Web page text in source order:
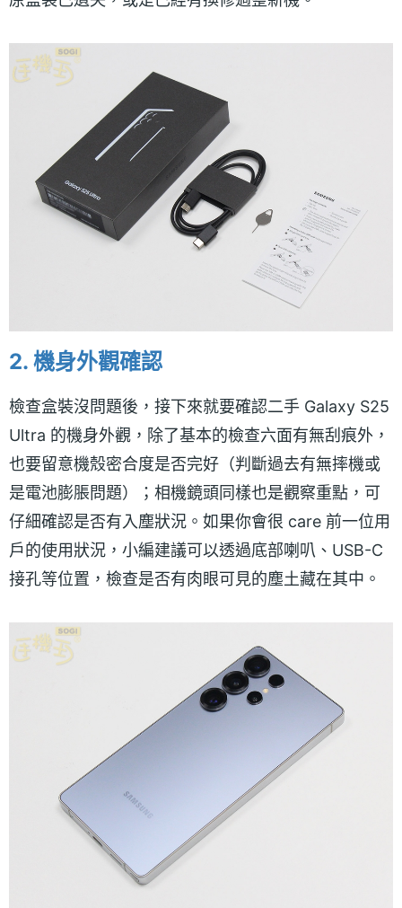
2. 機身外觀確認
檢查盒裝沒問題後，接下來就要確認二手 Galaxy S25
Ultra 的機身外觀，除了基本的檢查六面有無刮痕外，
也要留意機殼密合度是否完好（判斷過去有無摔機或
是電池膨脹問題）；相機鏡頭同樣也是觀察重點，可
仔細確認是否有入塵狀況。如果你會很 care 前一位用
戶的使用狀況，小編建議可以透過底部喇叭、USB-C
接孔等位置，檢查是否有肉眼可見的塵土藏在其中。